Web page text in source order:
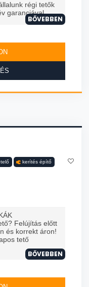
régi tetők
garanciával
BŐVEBBEN
kerítés építő
Felújítás előtt
és korrekt áron!
tető
BŐVEBBEN